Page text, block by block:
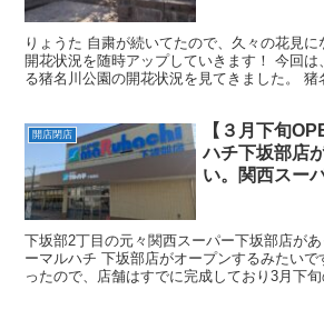
りょうた 自粛が続いてたので、久々の花見
開花状況を随時アップしていきます！ 今回は
る猪名川公園の開花状況を見てきました。 猪
開店閉店
【３月下旬
ハチ下坂部店
い。関西スー
下坂部2丁目の元々関西スーパー下坂部店が
ーマルハチ 下坂部店がオープンするみたい
ったので、店舗はすでに完成しており3月下旬